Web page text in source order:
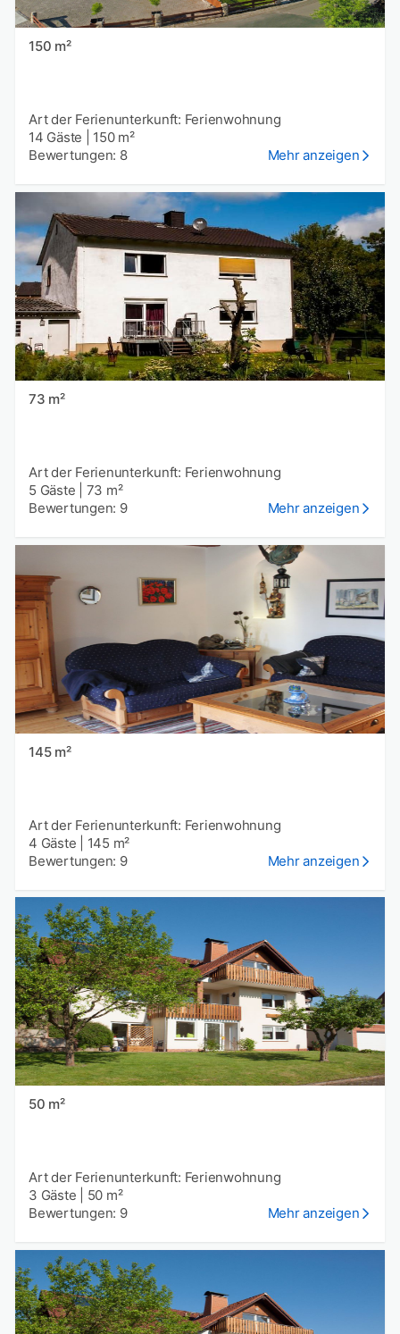
150 m²
Art der Ferienunterkunft: Ferienwohnung
14 Gäste
150 m²
Bewertungen: 8
Mehr anzeigen
73 m²
Art der Ferienunterkunft: Ferienwohnung
5 Gäste
73 m²
Bewertungen: 9
Mehr anzeigen
145 m²
Art der Ferienunterkunft: Ferienwohnung
4 Gäste
145 m²
Bewertungen: 9
Mehr anzeigen
50 m²
Art der Ferienunterkunft: Ferienwohnung
3 Gäste
50 m²
Bewertungen: 9
Mehr anzeigen